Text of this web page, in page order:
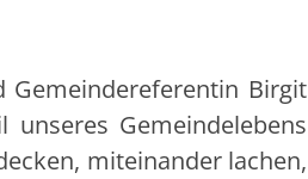
Gemeindereferentin Birgit
Gemeindelebens
miteinander lachen,